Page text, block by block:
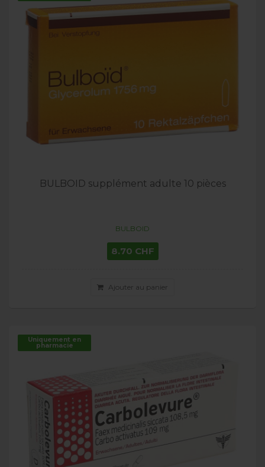
BULBOID supplément adulte 10 pièces
BULBOID
8.70 CHF
Ajouter au panier
Uniquement en
pharmacie